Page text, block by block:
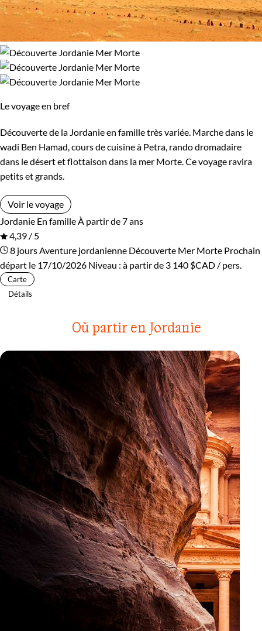
Siqmène devant auKhazneth, la majestueuse façade à
couper le souffle… Du temps, il en faudrait toujours plus !
Guide de voyage Mer Morte
Le voyage en bref
Découverte de la Jordanie en famille très variée. Marche dans le
wadi Ben Hamad, cours de cuisine à Petra, rando dromadaire
dans le désert et flottaison dans la mer Morte. Ce voyage ravira
petits et grands.
Voir le voyage
Jordanie En famille À partir de 7 ans
4,39 / 5
8 jours Aventure jordanienne Découverte Mer Morte Prochain
départ le 17/10/2026 Niveau : à partir de 3 140 $CAD / pers.
Carte
Détails
Où partir en Jordanie